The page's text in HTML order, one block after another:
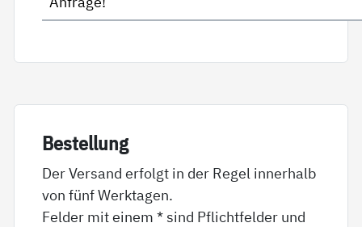
Be­stel­lung
Der Versand erfolgt in der Regel innerhalb
von fünf Werktagen.
Felder mit einem * sind Pflichtfelder und